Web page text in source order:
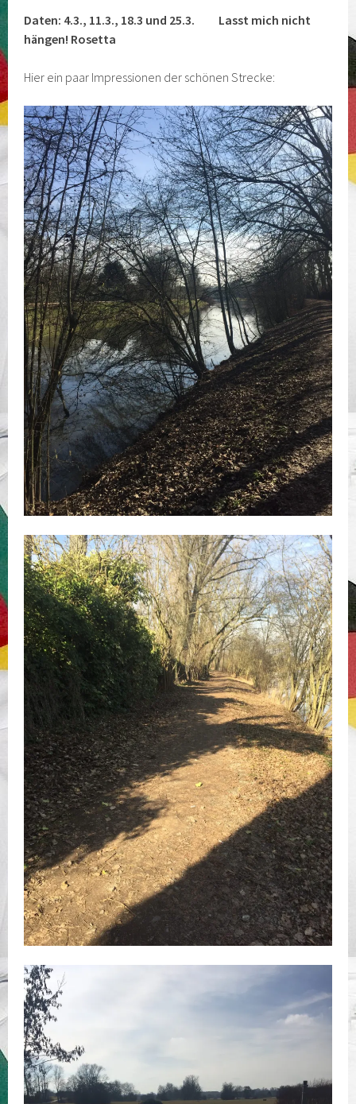
Daten: 4.3., 11.3., 18.3 und 25.3. Lasst mich nicht
hängen! Rosetta
Hier ein paar Impressionen der schönen Strecke: